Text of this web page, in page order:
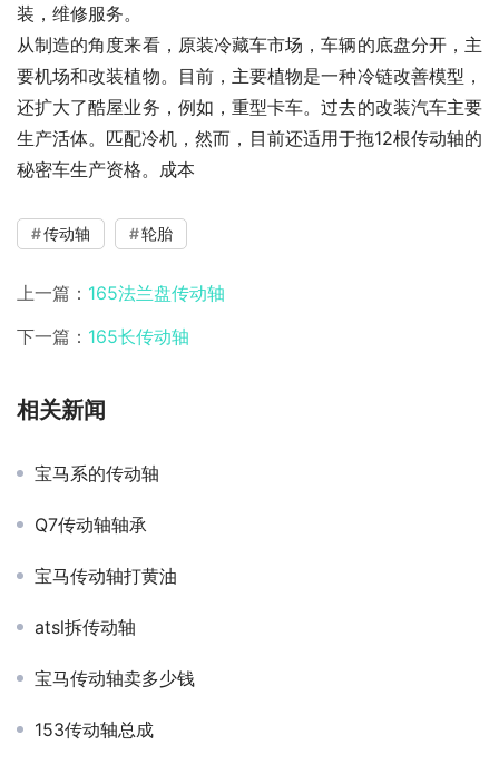
装，维修服务。
从制造的角度来看，原装冷藏车市场，车辆的底盘分开，主
要机场和改装植物。目前，主要植物是一种冷链改善模型，
还扩大了酷屋业务，例如，重型卡车。过去的改装汽车主要
生产活体。匹配冷机，然而，目前还适用于拖12根传动轴的
秘密车生产资格。成本
传动轴 轮胎
上一篇： 165法兰盘传动轴
下一篇： 165长传动轴
相关新闻
宝马系的传动轴
Q7传动轴轴承
宝马传动轴打黄油
atsl拆传动轴
宝马传动轴卖多少钱
153传动轴总成